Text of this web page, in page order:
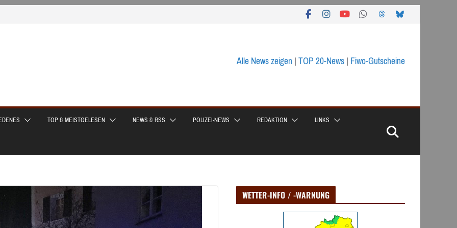
Alle News zeigen|TOP 20-News|Fiwo-Gutscheine
TOP & MEISTGELESEN NEWS & RSS POLIZEI-NEWS REDAKTION LINKS
WETTER-INFO / -WARNUNG